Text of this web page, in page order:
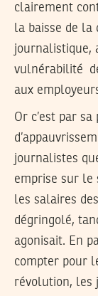
clairement
la baisse de la
journalistique,
vulnérabilité
aux
Or c’est par
journalistes
emprise sur le
les salaires
dégringolé,
agonisait. En
compter pour
révolution, les